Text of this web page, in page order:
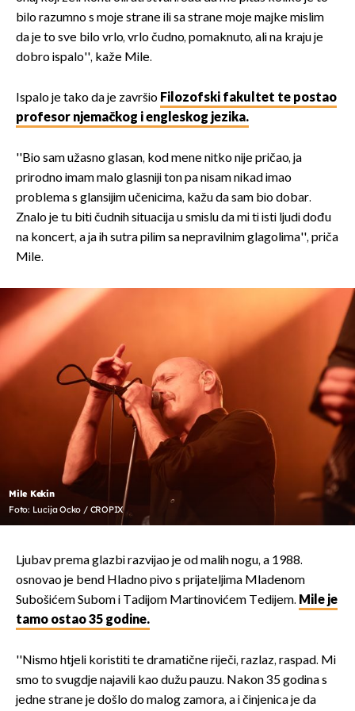
bilo razumno s moje strane ili sa strane moje majke mislim
da je to sve bilo vrlo, vrlo čudno, pomaknuto, ali na kraju je
dobro ispalo'', kaže Mile.
Ispalo je tako da je završio Filozofski fakultet te postao
profesor njemačkog i engleskog jezika.
''Bio sam užasno glasan, kod mene nitko nije pričao, ja
prirodno imam malo glasniji ton pa nisam nikad imao
problema s glansijim učenicima, kažu da sam bio dobar.
Znalo je tu biti čudnih situacija u smislu da mi ti isti ljudi dođu
na koncert, a ja ih sutra pilim sa nepravilnim glagolima'', priča
Mile.
Mile Kekin
Foto: Lucija Ocko / CROPIX
Ljubav prema glazbi razvijao je od malih nogu, a 1988.
osnovao je bend Hladno pivo s prijateljima Mladenom
Subošićem Subom i Tadijom Martinovićem Tedijem. Mile je
tamo ostao 35 godine.
''Nismo htjeli koristiti te dramatične riječi, razlaz, raspad. Mi
smo to svugdje najavili kao dužu pauzu. Nakon 35 godina s
jedne strane je došlo do malog zamora, a i činjenica je da